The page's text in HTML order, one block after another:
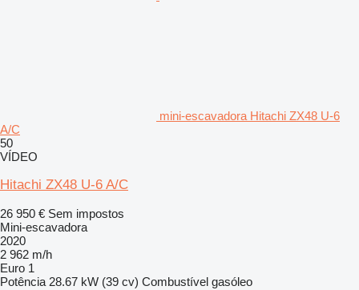
mini-escavadora Hitachi ZX48 U-6
A/C
50
VÍDEO
Hitachi ZX48 U-6 A/C
26 950 € Sem impostos
Mini-escavadora
2020
2 962 m/h
Euro 1
Potência 28.67 kW (39 cv) Combustível gasóleo